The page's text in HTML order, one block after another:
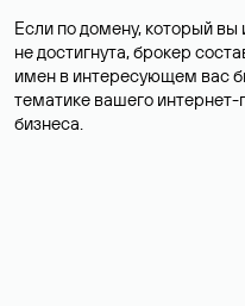
Если по домену, который вы
не достигнута, брокер
имен в интересующем вас
тематике вашего
бизнеса.